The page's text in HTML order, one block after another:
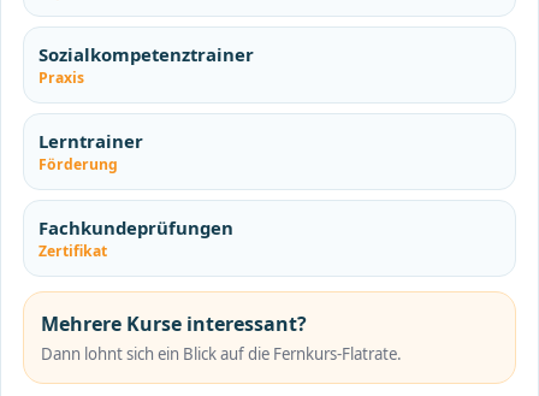
Sozialkompetenztrainer
Praxis
Lerntrainer
Förderung
Fachkundeprüfungen
Zertifikat
Mehrere Kurse interessant?
Dann lohnt sich ein Blick auf die Fernkurs-Flatrate.